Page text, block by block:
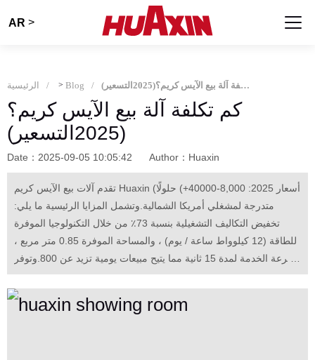
AR >
الرئيسية > Blog كم تكلفة آلة بيع الآيس كريم؟(2025التسعير)
كم تكلفة آلة بيع الآيس كريم؟
(2025التسعير)
Date：2025-09-05 10:05:42 Author：Huaxin
تقدم آلات بيع الآيس كريم Huaxin (أسعار 2025: 8,000-40000+) حلولًا
متدرجة لمشغلي أمريكا الشمالية.وتشمل المزايا الرئيسية ما يلي:
تخفيض التكاليف التشغيلية بنسبة 73٪ من خلال التكنولوجيا الموفرة
للطاقة (12 كيلوواط ساعة / يوم) ، والمساحة الموفرة 0.85 متر مربع ،
وسرعة الخدمة لمدة 15 ثانية مما يتيح مبيعات يومية تزيد عن 800.وتوفر
الميزات المملوكة مثل الإدارة السحابية، وتكامل Venmo / Apple Pay،
والصيانة الوحدوية عائد الاستثمار لمدة 4 أشهر في المواقع عالية الحركة
المرورية، مع وحدات موثقة تولد إيرادات سنوية بقيمة 310،000